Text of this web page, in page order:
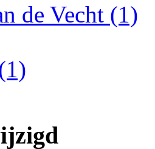
de Vecht (1)